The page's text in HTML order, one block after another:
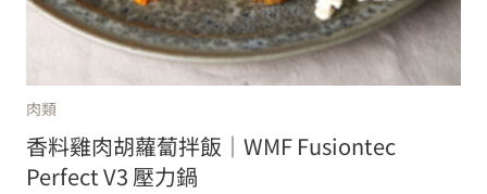
肉類
香料雞肉胡蘿蔔拌飯｜WMF Fusiontec
Perfect V3 壓力鍋